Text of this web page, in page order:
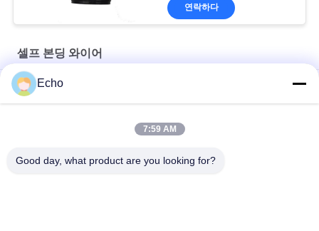
연락하다
셀프 본딩 와이어
AIW 0.14mm 고순도 구리 와이어 단열 된 에나멜 고체
Echo
7:59 AM
Good day, what product are you looking for?